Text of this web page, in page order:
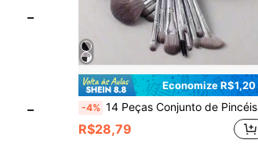
Economize R$1,20
-4% 14 Peças Conjunto de Pincéis de Maquiagem Profissional com Estojo de Couro, Inclui Pincel de Pó, Pincel de Base, Pincel de Sombra, Pincel de Sobrancelha, Pincel de Corretivo, Pincel de Contorno e Pincel de Viagem. Ideal para Iniciantes em Maquiagem e Ótimo Presente para o Natal e Dia dos Namorados.
R$28,79